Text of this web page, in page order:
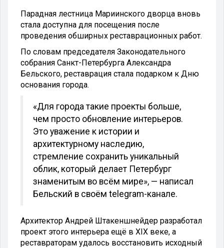
Парадная лестница Мариинского дворца вновь
стала доступна для посещения после
проведения обширных реставрационных работ.
По словам председателя Законодательного
собрания Санкт-Петербурга Александра
Бельского, реставрация стала подарком к Дню
основания города.
«Для города такие проекты больше,
чем просто обновление интерьеров.
Это уважение к истории и
архитектурному наследию,
стремление сохранить уникальный
облик, который делает Петербург
знаменитым во всём мире», — написал
Бельский в своём telegram-канале.
Архитектор Андрей Штакеншнейдер разработал
проект этого интерьера ещё в XIX веке, а
реставраторам удалось восстановить исходный